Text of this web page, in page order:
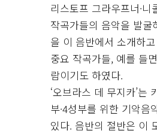
리스토프 그라우프너·
작곡가들의 음악을 발
을 이 음반에서 소개하
중요 작곡가들, 예를 들
람이기도 하였다.
‘오브라스 데 무지카’는
부·4성부를 위한 기악음
있다. 음반의 절반은 이